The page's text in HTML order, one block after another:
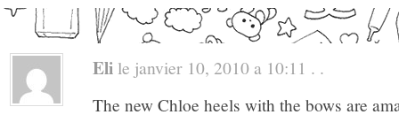
Eli le janvier 10, 2010 a 10:11 . .
The new Chloe heels with the bows are